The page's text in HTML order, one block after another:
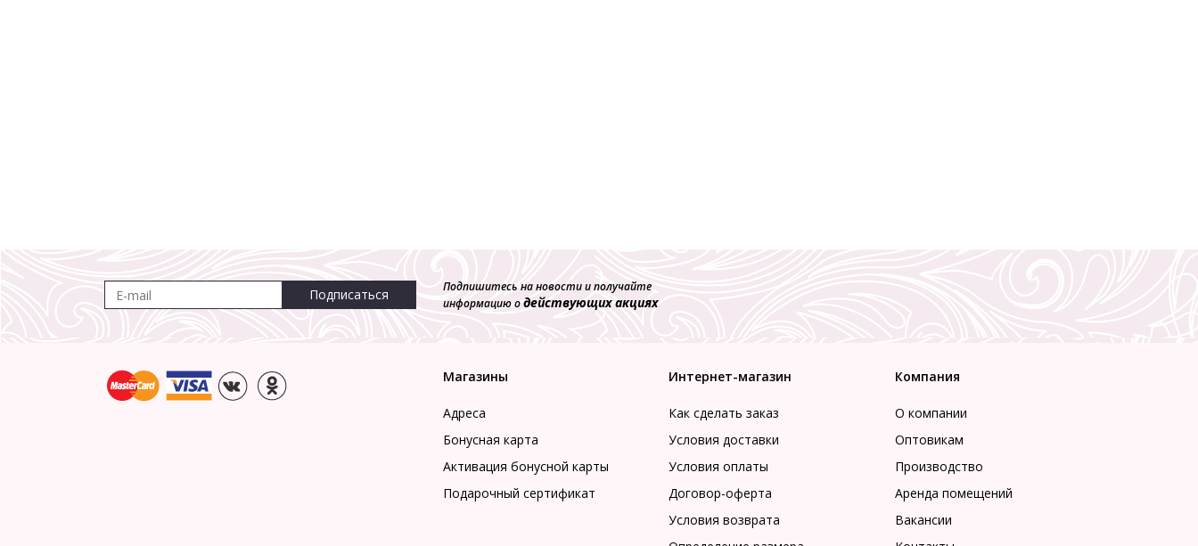
Подписаться
Подпишитесь на новости и получайте
информацию одействующих акциях
Магазины
Адреса
Бонусная карта
Активация бонусной карты
Подарочный сертификат
Интернет-магазин
Как сделать заказ
Условия доставки
Условия оплаты
Договор-оферта
Условия возврата
Компания
О компании
Оптовикам
Производство
Аренда помещений
Вакансии